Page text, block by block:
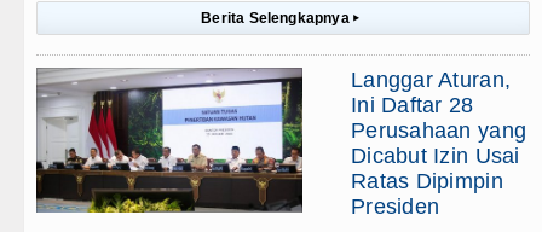
Berita Selengkapnya ▸
Langgar Aturan,
Ini Daftar 28
Perusahaan yang
Dicabut Izin Usai
Ratas Dipimpin
Presiden